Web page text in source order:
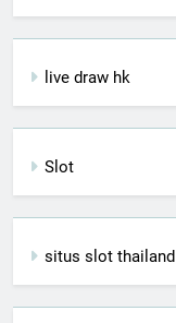
live draw hk
Slot
situs slot thailand